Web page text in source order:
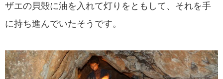
ザエの貝殻に油を入れて灯りをともして、それを手
に持ち進んでいたそうです。